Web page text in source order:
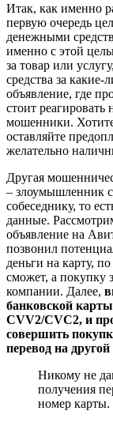
Итак, как именно
первую очередь
денежными
именно с этой
за товар или
средства за
объявление, где
стоит реагировать
мошенники. Хотите
оставляйте
желательно
Другая
– злоумышленник
собеседнику, то
данные.
объявление на
позвонил
деньги на карту,
сможет, а покупку
компании. Далее,
банковской
CVV2/CVC2, и
совершить
перевод на другой
Никому не
получения
номер карты.